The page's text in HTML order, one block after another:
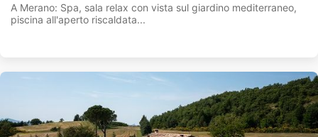
A Merano: Spa, sala relax con vista sul giardino mediterraneo,
piscina all'aperto riscaldata...